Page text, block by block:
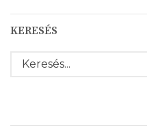
KERESÉS
KERESÉS